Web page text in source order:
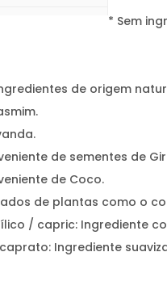
* Sem
de origem
de sementes de
de Coco.
de plantas como o
/ capric: Ingrediente
Ingrediente